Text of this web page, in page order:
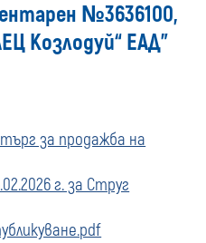
№3636100,
Козлодуй“ ЕАД"
за продажба на
г. за Струг